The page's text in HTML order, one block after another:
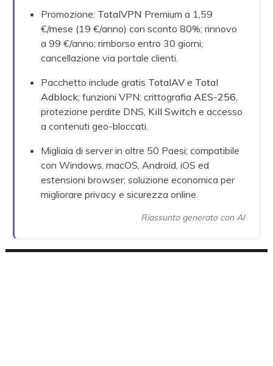
Promozione: TotalVPN Premium a 1,59
€/mese (19 €/anno) con sconto 80%; rinnovo
a 99 €/anno; rimborso entro 30 giorni;
cancellazione via portale clienti.
Pacchetto include gratis TotalAV e Total
Adblock; funzioni VPN: crittografia AES-256
protezione perdite DNS, Kill Switch e accesso
a contenuti geo-bloccati.
Migliaia di server in oltre 50 Paesi; compatibile
con Windows, macOS, Android, iOS ed
estensioni browser; soluzione economica per
migliorare privacy e sicurezza online.
Riassunto generato con AI